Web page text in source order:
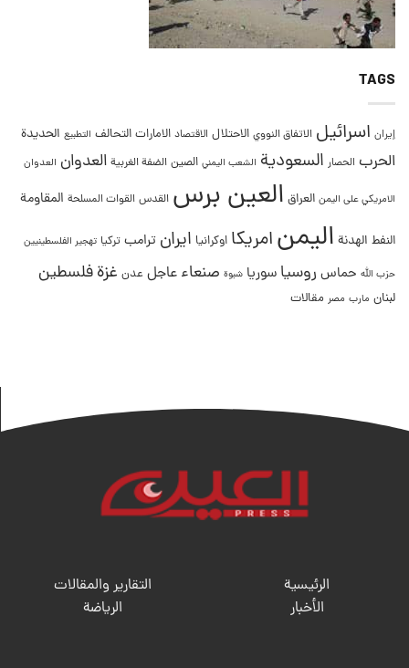
TAGS
إيران اسرائيل الاتفاق النووي الاحتلال الاقتصاد الامارات التحالف التطبيع الحديدة
الحرب الحصار السعودية الشعب اليمني الصين الضفة الغربية العدوان العدوان
الامريكي على اليمن العراق العين برس القدس القوات المسلحة المقاومة
النفط الهدنة اليمنامريكا اوكرانيا ايران ترامب تركيا تهجير الفلسطينيين
حزب الله حماس روسيا سوريا شبوة صنعاء عاجل عدن غزةفلسطين
لبنان مارب مصر مقالات
الرئيسية
الأخبار
التقارير والمقالات
الریاضة